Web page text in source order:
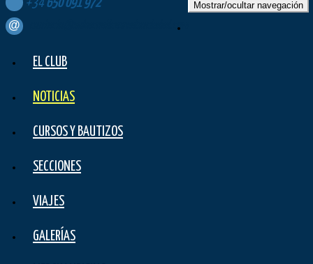
+34 650 091 972
contacto@subacuaticasrealsociedad.com
Mostrar/ocultar navegación
EL CLUB
NOTICIAS
CURSOS Y BAUTIZOS
SECCIONES
VIAJES
GALERÍAS